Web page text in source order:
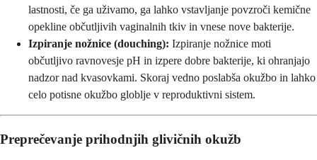
lastnosti, če ga uživamo, ga lahko vstavljanje povzroči kemične
opekline občutljivih vaginalnih tkiv in vnese nove bakterije.
Izpiranje nožnice (douching): Izpiranje nožnice moti
občutljivo ravnovesje pH in izpere dobre bakterije, ki ohranjajo
nadzor nad kvasovkami. Skoraj vedno poslabša okužbo in lahko
celo potisne okužbo globlje v reproduktivni sistem.
Preprečevanje prihodnjih glivičnih okužb